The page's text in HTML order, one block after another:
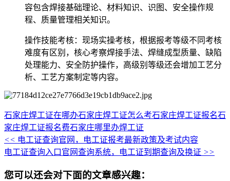
容包含焊接基础理论、材料知识、识图、安全操作规
程、质量管理相关知识。
‌操作技能考核‌：现场实操考核，根据报考等级不同考核
难度有区别，核心考察焊接手法、焊缝成型质量、缺陷
处理能力、安全防护操作，高级别等级还会增加工艺分
析、工艺方案制定等内容。
石家庄焊工证在哪办石家庄焊工证怎么考石家庄焊工证报名石
家庄焊工证报名费石家庄哪里办焊工证
<< 电工证查询官网，电工证报考最新政策及考试内容
电工证查询入口官网查询系统，电工证到期查询及换证 >>
您可以还会对下面的文章感兴趣：